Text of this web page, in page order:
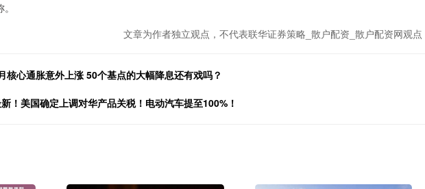
文章为作者独立观点，不代表联华证券策略_散户配资_散户配资网观点
核心通胀意外上涨 50个基点的大幅降息还有戏吗？
！美国确定上调对华产品关税！电动汽车提至100%！